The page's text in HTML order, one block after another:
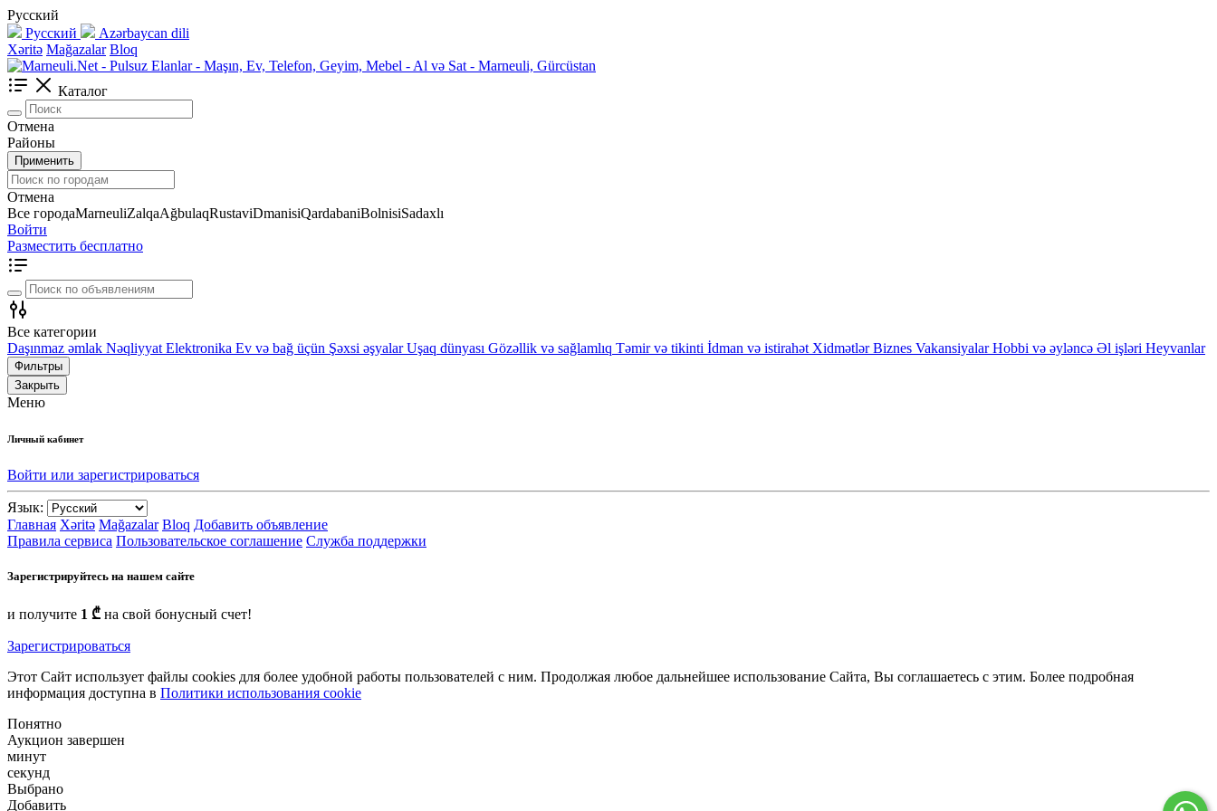
Русский
Русский
Azərbaycan dili
Xəritə Mağazalar Bloq
Каталог
Отмена
Районы
Применить
Отмена
Все городаMarneuliZalqaAğbulaqRustaviDmanisiQardabaniBolnisiSadaxlı
Войти
Разместить бесплатно
Все категории
Daşınmaz əmlak Nəqliyyat Elektronika Ev və bağ üçün Şəxsi əşyalar Uşaq dünyası Gözəllik və sağlamlıq Təmir və tikinti İdman və istirahət Xidmətlər Biznes Vakansiyalar Hobbi və əyləncə Əl işləri Heyvanlar
Фильтры
Закрыть
Меню
Личный кабинет
Войти или зарегистрироваться
Язык:
Главная Xəritə Mağazalar Bloq Добавить объявление
Правила сервиса Пользовательское соглашение Служба поддержки
Зарегистрируйтесь на нашем сайте
и получите 1 ₾ на свой бонусный счет!
Зарегистрироваться
Этот Сайт использует файлы cookies для более удобной работы пользователей с ним. Продолжая любое дальнейшее использование Сайта, Вы соглашаетесь с этим. Более подробная
информация доступна в Политики использования cookie
Понятно
Аукцион завершен
минут
секунд
Выбрано
Добавить